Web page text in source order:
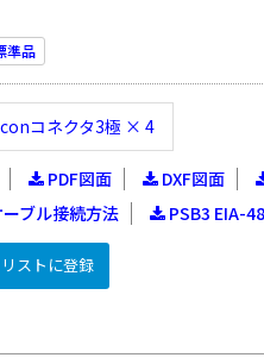
準品
コネクタ3極 × 4
PDF図面 DXF図面
ブル接続方法
PSB3 EIA-
ストに登録